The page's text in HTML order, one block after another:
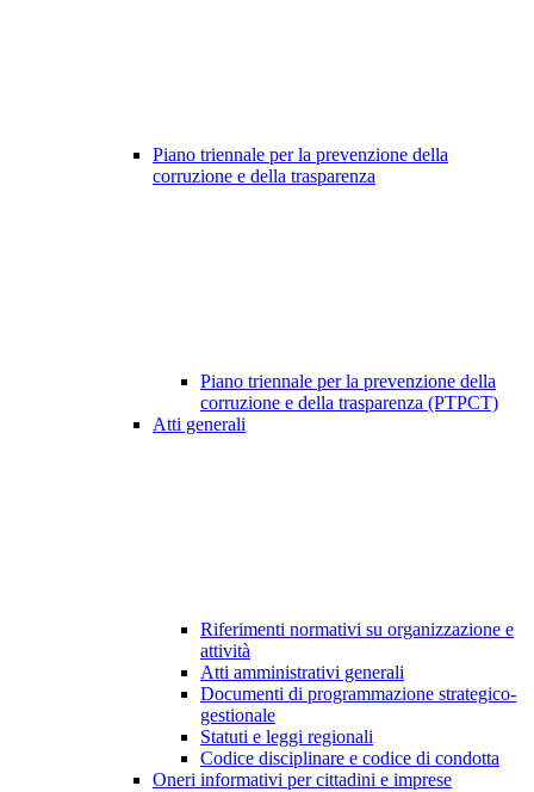
Piano triennale per la prevenzione della
corruzione e della trasparenza
Piano triennale per la prevenzione della
corruzione e della trasparenza (PTPCT)
Atti generali
Riferimenti normativi su organizzazione e
attività
Atti amministrativi generali
Documenti di programmazione strategico-
gestionale
Statuti e leggi regionali
Codice disciplinare e codice di condotta
Oneri informativi per cittadini e imprese